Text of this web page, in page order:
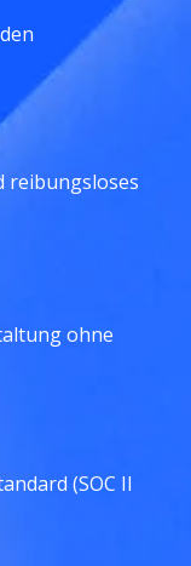
reibungsloses
ohne
(SOC II